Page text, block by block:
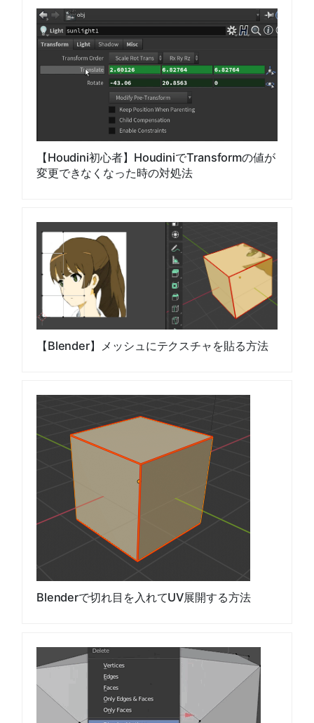
【Houdini初心者】HoudiniでTransformの値が
変更できなくなった時の対処法
【Blender】メッシュにテクスチャを貼る方法
Blenderで切れ目を入れてUV展開する方法